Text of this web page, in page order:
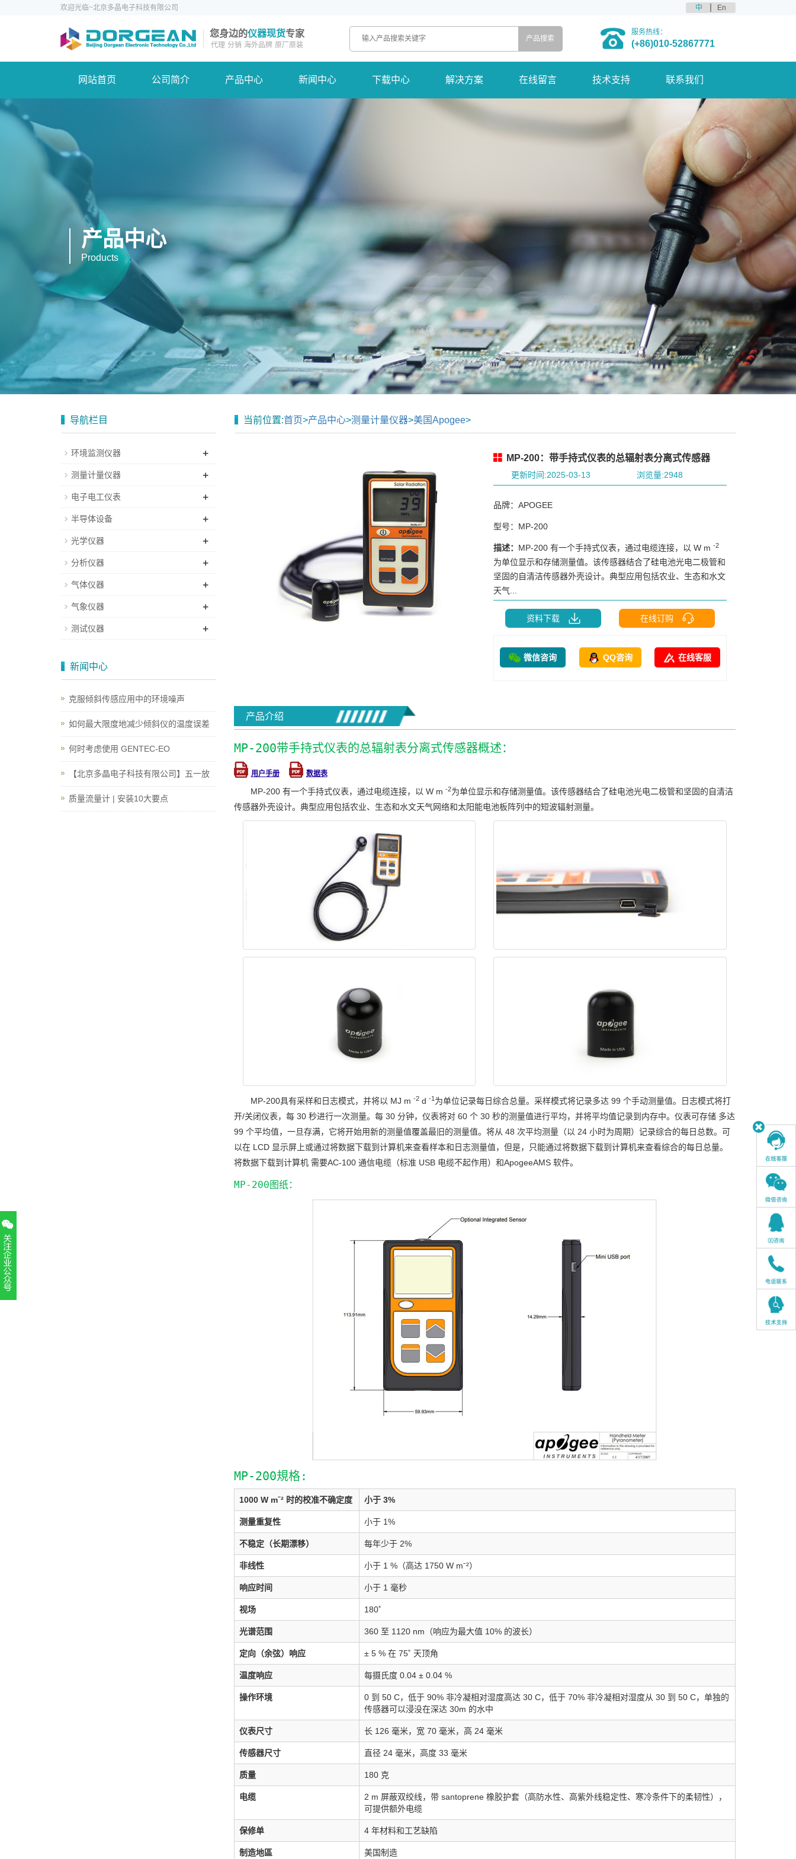
欢迎光临~北京多晶电子科技有限公司 中 En
您身边的仪器现货专家
代理 分销 海外品牌 原厂原装
服务热线：
(+86)010-52867771
网站首页 公司简介 产品中心 新闻中心 下载中心 解决方案 在线留言 技术支持 联系我们
产品中心
Products
当前位置:首页>产品中心>测量计量仪器>美国Apogee>
MP-200：带手持式仪表的总辐射表分离式传感器
更新时间:2025-03-13 浏览量:2948
品牌：APOGEE
型号：MP-200
描述： MP-200 有一个手持式仪表，通过电缆连接，以 W m-2
为单位显示和存储测量值。该传感器结合了硅电池光电二极管和
坚固的自清洁传感器外壳设计。典型应用包括农业、生态和水文
天气...
资料下载 在线订购
微信咨询 QQ咨询 在线客服
产品介绍
MP-200带手持式仪表的总辐射表分离式传感器概述：
用户手册 数据表
MP-200 有一个手持式仪表，通过电缆连接，以 W m -2为单位显示和存储测量值。该传感器结合了硅电池光电二极管和坚固的自清洁
传感器外壳设计。典型应用包括农业、生态和水文天气网络和太阳能电池板阵列中的短波辐射测量。
MP-200具有采样和日志模式，并将以 MJ m -2d -1为单位记录每日综合总量。采样模式将记录多达 99 个手动测量值。日志模式将打
开/关闭仪表，每 30 秒进行一次测量。每 30 分钟，仪表将对 60 个 30 秒的测量值进行平均，并将平均值记录到内存中。仪表可存储 多达
99 个平均值，一旦存满，它将开始用新的测量值覆盖最旧的测量值。将从 48 次平均测量（以 24 小时为周期）记录综合的每日总数。可
以在 LCD 显示屏上或通过将数据下载到计算机来查看样本和日志测量值，但是，只能通过将数据下载到计算机来查看综合的每日总量。
将数据下载到计算机 需要AC-100 通信电缆（标准 USB 电缆不起作用）和ApogeeAMS 软件。
MP-200图纸：
MP-200規格:
1000 W mˉ² 时的校准不确定度 小于 3%
测量重复性 小于 1%
不稳定（长期漂移） 每年少于 2%
非线性 小于 1 %（高达 1750 W mˉ²）
响应时间 小于 1 毫秒
视场 180˚
光谱范围 360 至 1120 nm（响应为最大值 10% 的波长）
定向（余弦）响应 ± 5 % 在 75˚ 天顶角
温度响应 每摄氏度 0.04 ± 0.04 %
操作环境
0 到 50 C，低于 90% 非冷凝相对湿度高达 30 C，低于 70% 非冷凝相对湿度从 30 到 50 C，单独的
传感器可以浸没在深达 30m 的水中
仪表尺寸 长 126 毫米，宽 70 毫米，高 24 毫米
传感器尺寸 直径 24 毫米，高度 33 毫米
质量 180 克
电缆
2 m 屏蔽双绞线，带 santoprene 橡胶护套（高防水性、高紫外线稳定性、寒冷条件下的柔韧性），
可提供额外电缆
保修单 4 年材料和工艺缺陷
制造地區 美国制造
导航栏目
环境监测仪器 +
测量计量仪器 +
电子电工仪表 +
半导体设备 +
光学仪器 +
分析仪器 +
气体仪器 +
气象仪器 +
测试仪器 +
新闻中心
克服倾斜传感应用中的环境噪声
如何最大限度地减少倾斜仪的温度误差
何时考虑使用 GENTEC-EO
【北京多晶电子科技有限公司】五一放
质量流量计 | 安装10大要点